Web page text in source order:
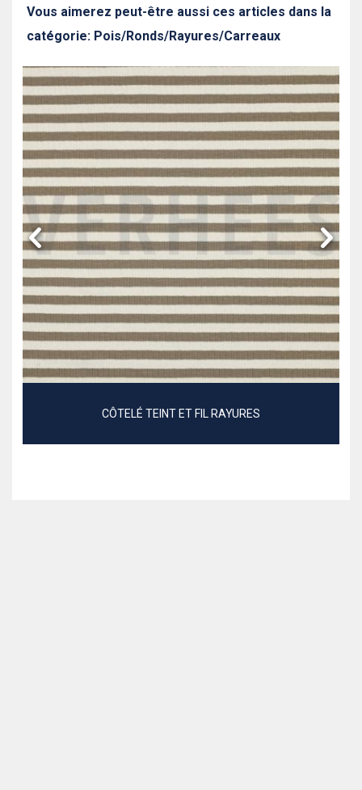
Vous aimerez peut-être aussi ces articles dans la
catégorie: Pois/Ronds/Rayures/Carreaux
CÔTELÉ TEINT ET FIL RAYURES